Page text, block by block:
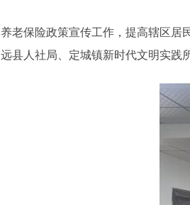
老保险政策宣传工作，提高辖区居
县人社局、定城镇新时代文明实践